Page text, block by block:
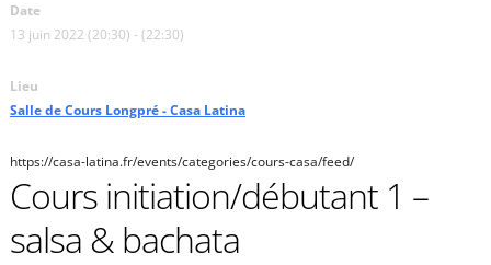
Date
13 juin 2022 (20:30) - (22:30)
Lieu
Salle de Cours Longpré - Casa Latina
https://casa-latina.fr/events/categories/cours-casa/feed/
Cours initiation/débutant 1 –
salsa & bachata